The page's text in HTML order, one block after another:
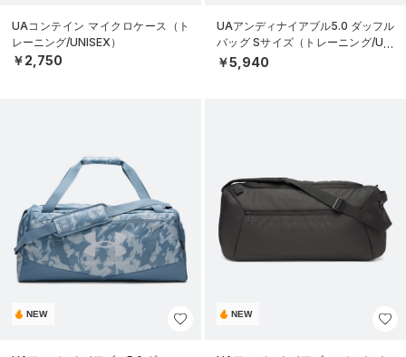
UAコンテイン マイクロケース（ト
レーニング/UNISEX）
￥2,750
UAアンディナイアブル5.0 ダッフル
バッグ Sサイズ（トレーニング/UNI
SEX）
￥5,940
NEW NEW